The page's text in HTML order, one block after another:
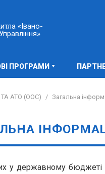
«Івано-
ПРОГРАМИ
АТО (ООС) / Загальна
у державному бюджеті